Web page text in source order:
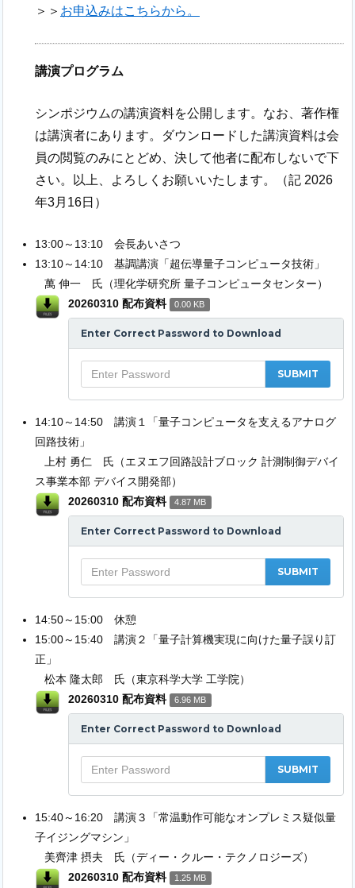
＞＞ お申込みはこちらから。
講演プログラム
シンポジウムの講演資料を公開します。なお、著作権
は講演者にあります。ダウンロードした講演資料は会
員の閲覧のみにとどめ、決して他者に配布しないで下
さい。以上、よろしくお願いいたします。（記 2026
年3月16日）
13:00～13:10 会長あいさつ
13:10～14:10 基調講演「超伝導量子コンピュータ技術」
萬 伸一 氏（理化学研究所 量子コンピュータセンター）
20260310 配布資料
0.00 KB
Enter Correct Password to Download
14:10～14:50 講演１「量子コンピュータを支えるアナログ
回路技術」
上村 勇仁 氏（エヌエフ回路設計ブロック 計測制御デバイ
ス事業本部 デバイス開発部）
20260310 配布資料
4.87 MB
Enter Correct Password to Download
14:50～15:00 休憩
15:00～15:40 講演２「量子計算機実現に向けた量子誤り訂
正」
松本 隆太郎 氏（東京科学大学 工学院）
20260310 配布資料
6.96 MB
Enter Correct Password to Download
15:40～16:20 講演３「常温動作可能なオンプレミス疑似量
子イジングマシン」
美齊津 摂夫 氏（ディー・クルー・テクノロジーズ）
20260310 配布資料
1.25 MB